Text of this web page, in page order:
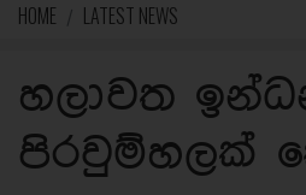
HOME LATEST NEWS
හලාවත
පිරවුම්හලක්